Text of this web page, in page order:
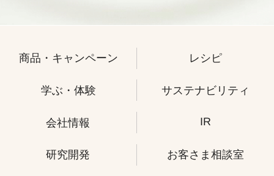
商品・キャンペーン レシピ
学ぶ・体験 サステナビリティ
会社情報 IR
研究開発 お客さま相談室